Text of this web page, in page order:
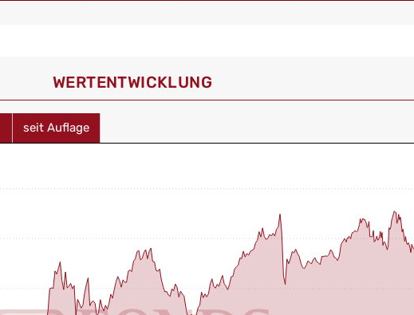
WERT­ENTWICKLUNG
seit Auflage